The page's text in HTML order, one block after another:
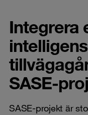
Integrera
SASE-
SASE-projekt är